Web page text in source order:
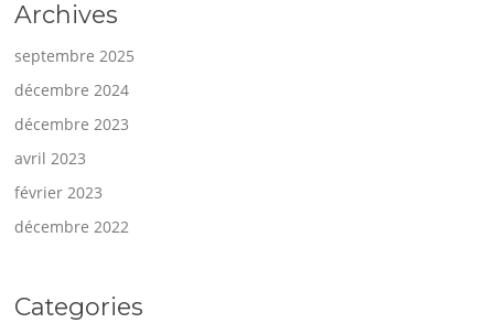
Archives
septembre 2025
décembre 2024
décembre 2023
avril 2023
février 2023
décembre 2022
Categories